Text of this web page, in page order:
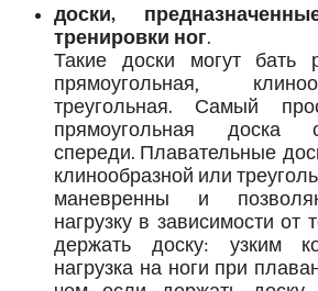
доски,
тренировки ног.
Такие доски могут бать
прямоугольная,
треугольная. Самый
прямоугольная доска
спереди. Плавательные
клинообразной или
маневренны и
нагрузку в зависимости от
держать доску: узким
нагрузка на ноги при